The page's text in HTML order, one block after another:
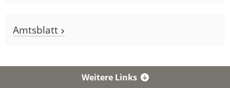
Amtsblatt
Weitere Links